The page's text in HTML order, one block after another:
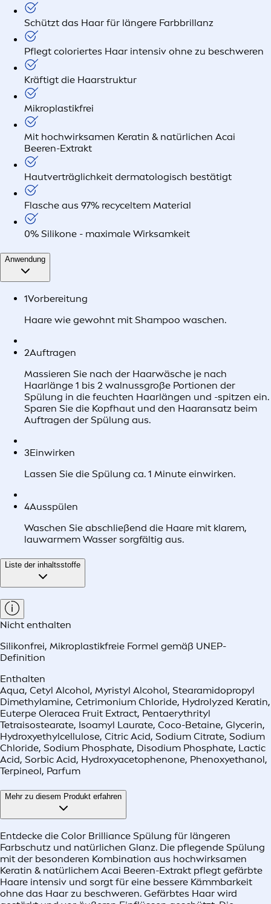
Schützt das Haar für längere Farbbrillanz
Pflegt coloriertes Haar intensiv ohne zu beschweren
Kräftigt die Haarstruktur
Mikroplastikfrei
Mit hochwirksamen Keratin & natürlichen Acai
Beeren-Extrakt
Hautverträglichkeit dermatologisch bestätigt
Flasche aus 97% recyceltem Material
0% Silikone - maximale Wirksamkeit
Anwendung
1Vorbereitung
Haare wie gewohnt mit Shampoo waschen.
2Auftragen
Massieren Sie nach der Haarwäsche je nach
Haarlänge 1 bis 2 walnussgroße Portionen der
Spülung in die feuchten Haarlängen und -spitzen ein.
Sparen Sie die Kopfhaut und den Haaransatz beim
Auftragen der Spülung aus.
3Einwirken
Lassen Sie die Spülung ca. 1 Minute einwirken.
4Ausspülen
Waschen Sie abschließend die Haare mit klarem,
lauwarmem Wasser sorgfältig aus.
Liste der inhaltsstoffe
Nicht enthalten
Silikonfrei, Mikroplastikfreie Formel gemäß UNEP-
Definition
Enthalten
Aqua, Cetyl Alcohol, Myristyl Alcohol, Stearamidopropyl
Dimethylamine, Cetrimonium Chloride, Hydrolyzed Keratin,
Euterpe Oleracea Fruit Extract, Pentaerythrityl
Tetraisostearate, Isoamyl Laurate, Coco-Betaine, Glycerin,
Hydroxyethylcellulose, Citric Acid, Sodium Citrate, Sodium
Chloride, Sodium Phosphate, Disodium Phosphate, Lactic
Acid, Sorbic Acid, Hydroxyacetophenone, Phenoxyethanol,
Terpineol, Parfum
Mehr zu diesem Produkt erfahren
Entdecke die Color Brilliance Spülung für längeren
Farbschutz und natürlichen Glanz. Die pflegende Spülung
mit der besonderen Kombination aus hochwirksamen
Keratin & natürlichem Acai Beeren-Extrakt pflegt gefärbte
Haare intensiv und sorgt für eine bessere Kämmbarkeit
ohne das Haar zu beschweren. Gefärbtes Haar wird